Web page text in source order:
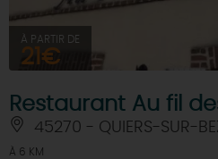
À PARTIR DE
21€
Restaurant Au fil
45270 - QUIERS-SUR-
À 6 KM